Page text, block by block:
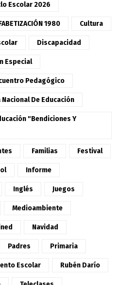
Escolar 2026
1980 Cultura
Discapacidad
Especial
Pedagógico
De Educación
"Bendiciones Y
Familias Festival
Informe
Inglés Juegos
Medioambiente
Navidad
Padres Primaria
Escolar Rubén Darío